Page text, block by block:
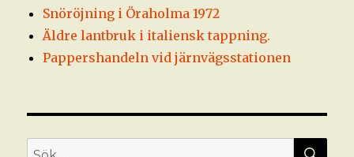
Snöröjning i Öraholma 1972
Äldre lantbruk i italiensk tappning.
Pappershandeln vid järnvägsstationen
Sök